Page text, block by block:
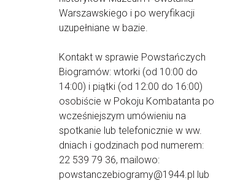
Warszawskiego i po weryfikacji
uzupełniane w bazie.
Kontakt w sprawie Powstańczych
Biogramów: wtorki (od 10:00 do
14:00) i piątki (od 12:00 do 16:00)
osobiście w Pokoju Kombatanta po
wcześniejszym umówieniu na
spotkanie lub telefonicznie w ww.
dniach i godzinach pod numerem:
22 539 79 36, mailowo:
powstanczebiogramy@1944.pl lub